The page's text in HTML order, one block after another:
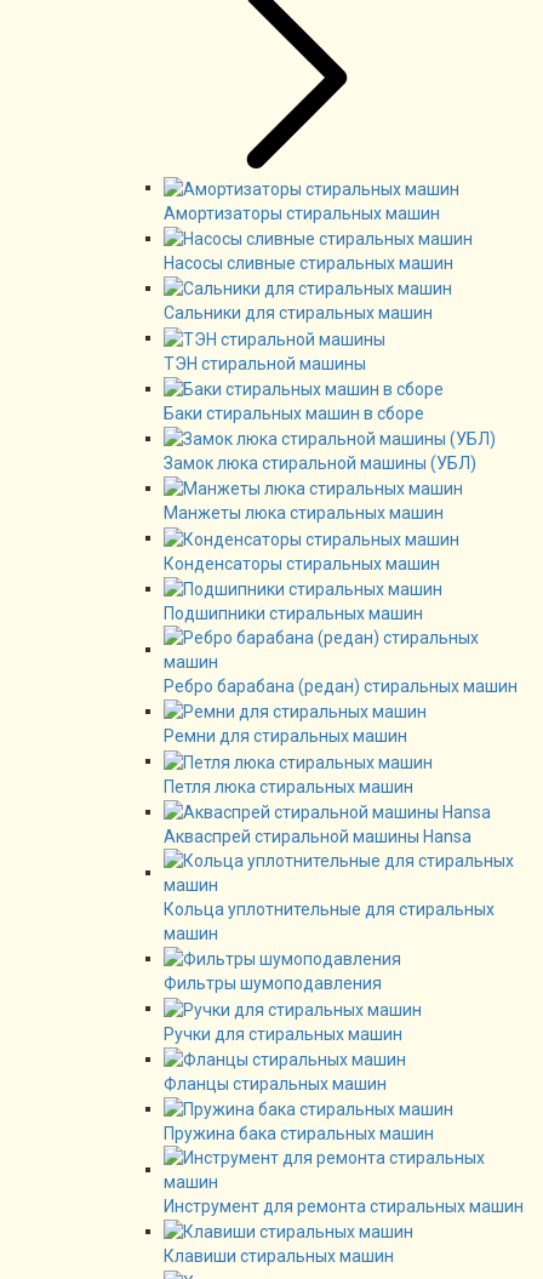
Амортизаторы стиральных машин
Насосы сливные стиральных машин
Сальники для стиральных машин
ТЭН стиральной машины
Баки стиральных машин в сборе
Замок люка стиральной машины (УБЛ)
Манжеты люка стиральных машин
Конденсаторы стиральных машин
Подшипники стиральных машин
Ребро барабана (редан) стиральных машин
Ремни для стиральных машин
Петля люка стиральных машин
Акваспрей стиральной машины Hansa
Кольца уплотнительные для стиральных
машин
Фильтры шумоподавления
Ручки для стиральных машин
Фланцы стиральных машин
Пружина бака стиральных машин
Инструмент для ремонта стиральных машин
Клавиши стиральных машин